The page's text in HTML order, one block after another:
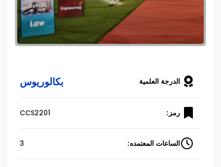
الدرجة العلمية بكالوريوس
رمز: CCS2201
الساعات المعتمده: 3